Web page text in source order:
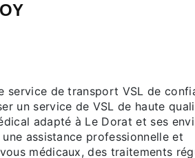
service de transport VSL de
un service de VSL de haute
adapté à Le Dorat et ses
assistance professionnelle et
médicaux, des traitements